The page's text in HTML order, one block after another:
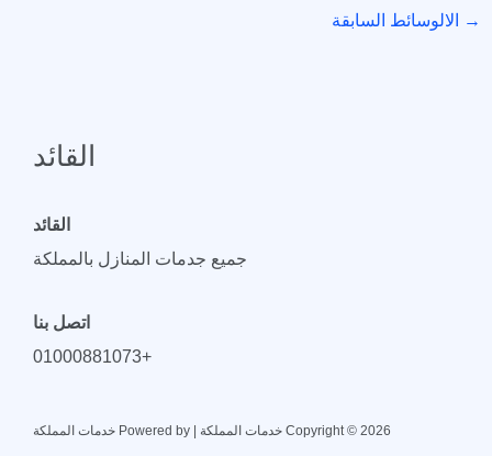
→ الالوسائط السابقة
القائد
القائد
جميع جدمات المنازل بالمملكة
اتصل بنا
+01000881073
Copyright © 2026 خدمات المملكة | Powered by خدمات المملكة